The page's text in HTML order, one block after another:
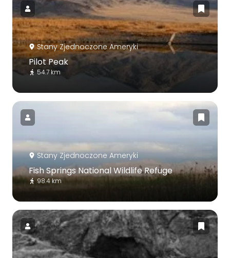
Stany Zjednoczone Ameryki
Pilot Peak
54.7 km
Stany Zjednoczone Ameryki
Fish Springs National Wildlife Refuge
98.4 km